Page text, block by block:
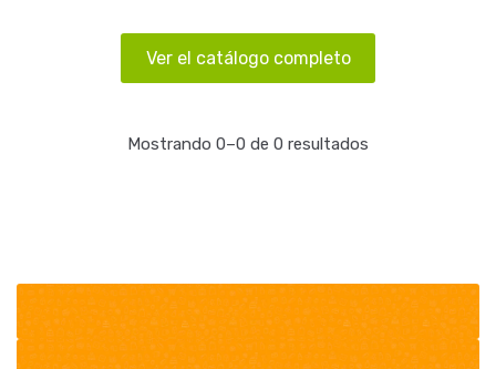
Ver el catálogo completo
Mostrando 0–0 de 0 resultados